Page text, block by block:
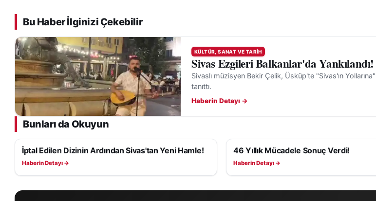
Bu Haber İlginizi Çekebilir
KÜLTÜR, SANAT VE TARIH
Sivas Ezgileri Balkanlar'da Yankılandı!
Sivaslı müzisyen Bekir Çelik, Üsküp'te "Sivas'ın
tanıttı.
Haberin Detayı →
Bunları da Okuyun
KÜLTÜR, SANAT VE TARIH
İptal Edilen Dizinin Ardından Sivas'tan Yeni Hamle!
Haberin Detayı →
KÜLTÜR, SANAT VE TARIH
46 Yıllık Mücadele Sonuç Verdi!
Haberin Detayı →